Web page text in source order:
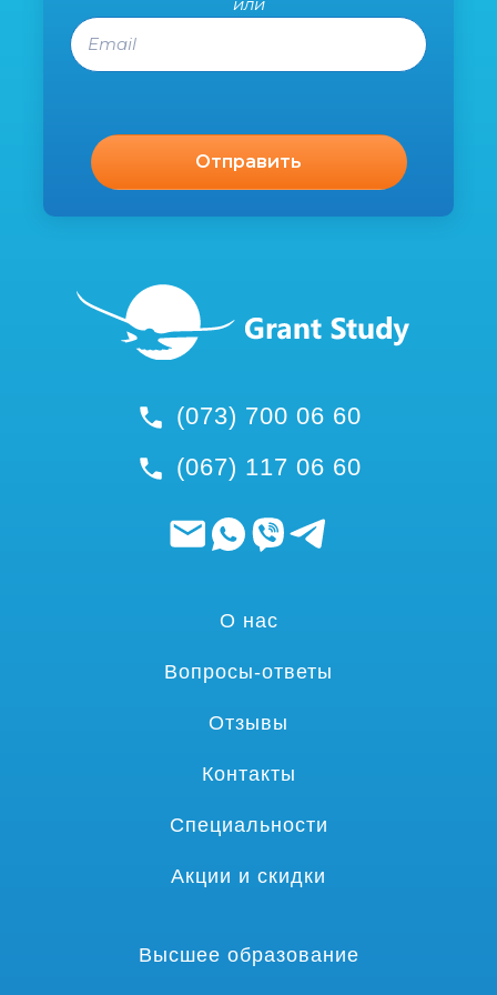
(073) 700 06 60
(067) 117 06 60
Email
О нас
Вопросы-ответы
Отзывы
Контакты
Специальности
Акции и скидки
Высшее образование